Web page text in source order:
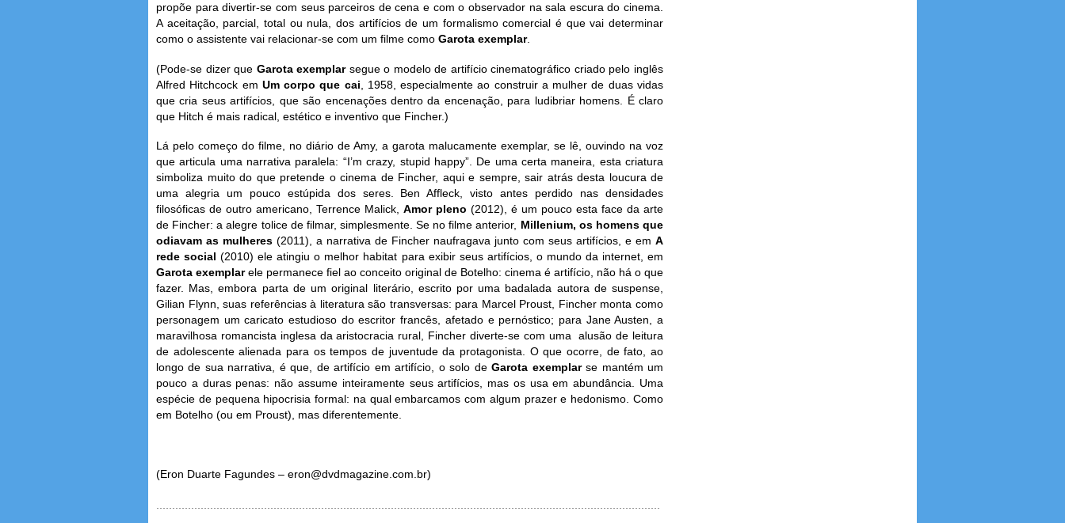
propõe para divertir-se com seus parceiros de cena e com o observador na sala escura do cinema.
A aceitação, parcial, total ou nula, dos artifícios de um formalismo comercial é que vai determinar
como o assistente vai relacionar-se com um filme como Garota exemplar.
(Pode-se dizer que Garota exemplar segue o modelo de artifício cinematográfico criado pelo inglês
Alfred Hitchcock em Um corpo que cai , 1958, especialmente ao construir a mulher de duas vidas
que cria seus artifícios, que são encenações dentro da encenação, para ludibriar homens. É claro
que Hitch é mais radical, estético e inventivo que Fincher.)
Lá pelo começo do filme, no diário de Amy, a garota malucamente exemplar, se lê, ouvindo na voz
que articula uma narrativa paralela: “I’m crazy, stupid happy”. De uma certa maneira, esta criatura
simboliza muito do que pretende o cinema de Fincher, aqui e sempre, sair atrás desta loucura de
uma alegria um pouco estúpida dos seres. Ben Affleck, visto antes perdido nas densidades
filosóficas de outro americano, Terrence Malick, Amor pleno (2012), é um pouco esta face da arte
de Fincher: a alegre tolice de filmar, simplesmente. Se no filme anterior, Millenium, os homens que
odiavam as mulheres (2011), a narrativa de Fincher naufragava junto com seus artifícios, e em A
rede social(2010) ele atingiu o melhor habitat para exibir seus artifícios, o mundo da internet, em
Garota exemplarele permanece fiel ao conceito original de Botelho: cinema é artifício, não há o que
fazer. Mas, embora parta de um original literário, escrito por uma badalada autora de suspense,
Gilian Flynn, suas referências à literatura são transversas: para Marcel Proust, Fincher monta como
personagem um caricato estudioso do escritor francês, afetado e pernóstico; para Jane Austen, a
maravilhosa romancista inglesa da aristocracia rural, Fincher diverte-se com uma alusão de leitura
de adolescente alienada para os tempos de juventude da protagonista. O que ocorre, de fato, ao
longo de sua narrativa, é que, de artifício em artifício, o solo deGarota exemplarse mantém um
pouco a duras penas: não assume inteiramente seus artifícios, mas os usa em abundância. Uma
espécie de pequena hipocrisia formal: na qual embarcamos com algum prazer e hedonismo. Como
em Botelho (ou em Proust), mas diferentemente.
(Eron Duarte Fagundes – eron@dvdmagazine.com.br)